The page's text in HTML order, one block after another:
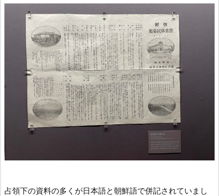
占領下の資料の多くが日本語と朝鮮語で併記されていまし